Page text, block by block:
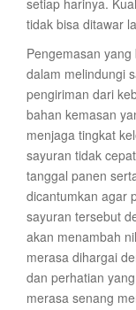
setiap harinya.
tidak bisa ditawar
Pengemasan
dalam melindungi
pengiriman dari
bahan kemasan
menjaga tingkat
sayuran tidak
tanggal panen
dicantumkan agar
sayuran tersebut
akan menambah
merasa dihargai
dan perhatian
merasa senang